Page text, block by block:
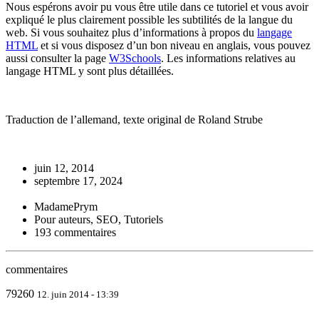
Nous espérons avoir pu vous être utile dans ce tutoriel et vous avoir
expliqué le plus clairement possible les subtilités de la langue du
web. Si vous souhaitez plus d’informations à propos du langage
HTML et si vous disposez d’un bon niveau en anglais, vous pouvez
aussi consulter la page W3Schools. Les informations relatives au
langage HTML y sont plus détaillées.
Traduction de l’allemand, texte original de Roland Strube
juin 12, 2014
septembre 17, 2024
MadamePrym
Pour auteurs, SEO, Tutoriels
193 commentaires
commentaires
79260 12. juin 2014 - 13:39